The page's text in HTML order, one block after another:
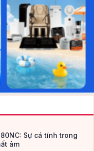
Sự cá tính trong
âm